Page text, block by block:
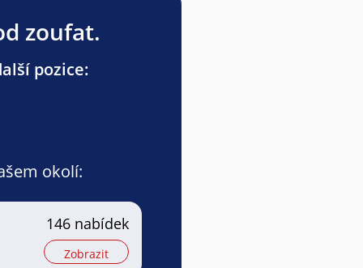
zoufat.
pozice:
okolí:
146 nabídek
Zobrazit